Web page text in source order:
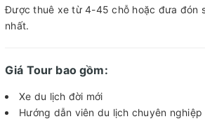
Được thuê xe từ 4-45 chỗ hoặc đưa đón
nhất.
Giá Tour bao gồm:
Xe du lịch đời mới
Hướng dẫn viên du lịch chuyên nghiệp